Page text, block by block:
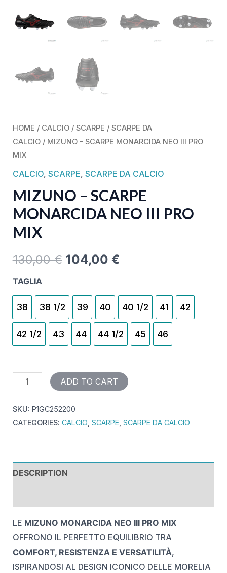
HOME / CALCIO/ SCARPE / SCARPE DA
CALCIO/ MIZUNO – SCARPE MONARCIDA NEO III PRO
MIX
CALCIO, SCARPE, SCARPE DA CALCIO
MIZUNO – SCARPE
MONARCIDA NEO III PRO
MIX
130,00€ 104,00 €
TAGLIA
38 38 1/2 39 40 40 1/2 41 42
42 1/2 43 44 44 1/2 45 46
ADD TO CART
SKU: P1GC252200
CATEGORIES: CALCIO, SCARPE, SCARPE DA CALCIO
DESCRIPTION
LE MIZUNO MONARCIDA NEO III PRO MIX
OFFRONO IL PERFETTO EQUILIBRIO TRA
COMFORT, RESISTENZA E VERSATILITÀ,
ISPIRANDOSI AL DESIGN ICONICO DELLE MORELIA